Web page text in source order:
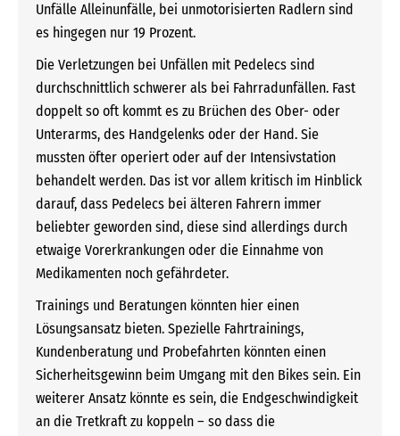
Unfälle Alleinunfälle, bei unmotorisierten Radlern sind
es hingegen nur 19 Prozent.
Die Verletzungen bei Unfällen mit Pedelecs sind
durchschnittlich schwerer als bei Fahrradunfällen. Fast
doppelt so oft kommt es zu Brüchen des Ober- oder
Unterarms, des Handgelenks oder der Hand. Sie
mussten öfter operiert oder auf der Intensivstation
behandelt werden. Das ist vor allem kritisch im Hinblick
darauf, dass Pedelecs bei älteren Fahrern immer
beliebter geworden sind, diese sind allerdings durch
etwaige Vorerkrankungen oder die Einnahme von
Medikamenten noch gefährdeter.
Trainings und Beratungen könnten hier einen
Lösungsansatz bieten. Spezielle Fahrtrainings,
Kundenberatung und Probefahrten könnten einen
Sicherheitsgewinn beim Umgang mit den Bikes sein. Ein
weiterer Ansatz könnte es sein, die Endgeschwindigkeit
an die Tretkraft zu koppeln – so dass die